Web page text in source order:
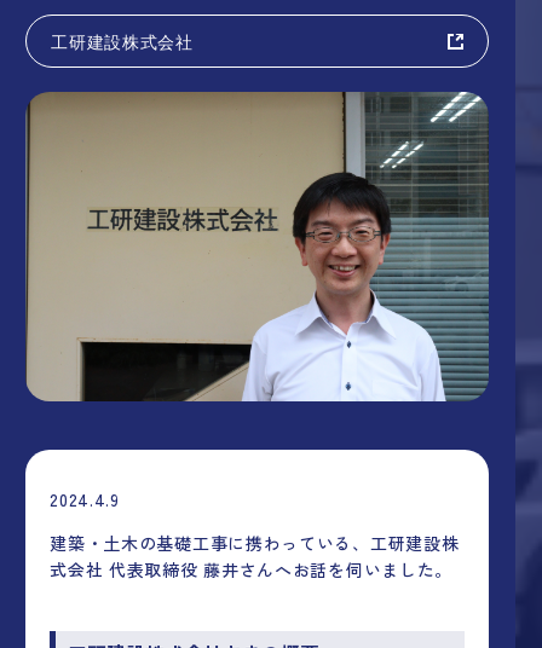
工研建設株式会社
2024.4.9
建築・土木の基礎工事に携わっている、工研建設株
式会社 代表取締役 藤井さんへお話を伺いました。